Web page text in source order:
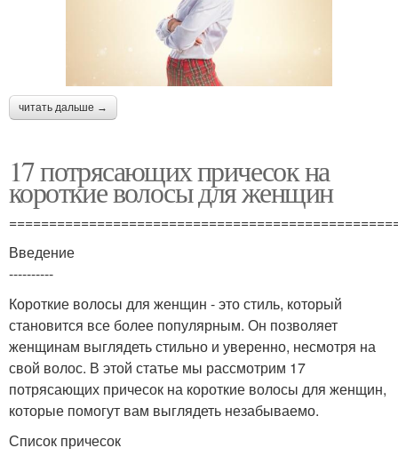
читать дальше →
17 потрясающих причесок на
короткие волосы для женщин
Введение
----------
Короткие волосы для женщин - это стиль, который
становится все более популярным. Он позволяет
женщинам выглядеть стильно и уверенно, несмотря на
свой волос. В этой статье мы рассмотрим 17
потрясающих причесок на короткие волосы для женщин,
которые помогут вам выглядеть незабываемо.
Список причесок